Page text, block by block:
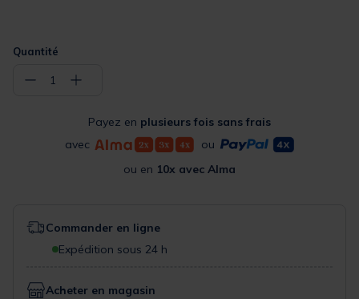
Quantité
− 1 +
Payez en plusieurs fois sans frais
avec
ou
ou en 10x avec Alma
Commander en ligne
Expédition sous 24 h
Acheter en magasin